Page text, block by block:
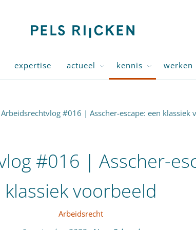
expertise actueel kennis werken
Arbeidsrechtvlog #016 | Asscher-escape: een klassiek
#016 | Asscher-
klassiek voorbeeld
Arbeidsrecht